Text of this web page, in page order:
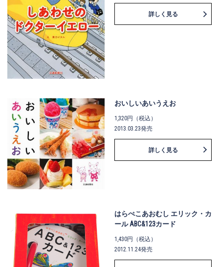
詳しく見る
おいしいあいうえお
1,320円（税込）
2013.03.23発売
詳しく見る
はらぺこあおむし エリック・カ
ール ABC&123カード
1,430円（税込）
2012.11.24発売